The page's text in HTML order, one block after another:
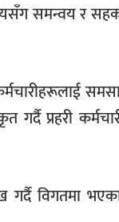
समन्वय र
गर्दै प्रहरी
गर्दै विगतमा